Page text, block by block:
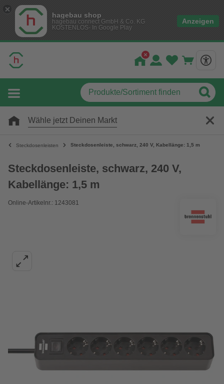
hagebau shop
hagebau connect GmbH & Co. KG
KOSTENLOS- In Google Play
Anzeigen
Wähle jetzt Deinen Markt
Steckdosenleisten Steckdosenleiste, schwarz, 240 V, Kabellänge: 1,5 m
Steckdosenleiste, schwarz, 240 V,
Kabellänge: 1,5 m
Online-Artikelnr.: 1243081